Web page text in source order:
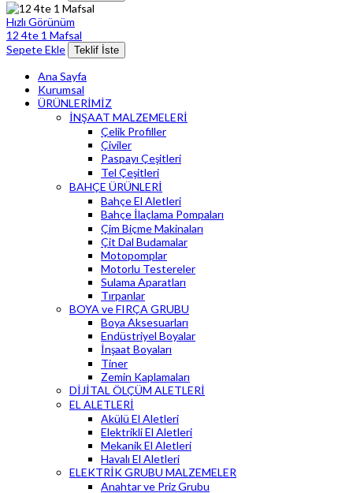
Hızlı Görünüm
12 4te 1 Mafsal
Sepete Ekle
Teklif İste
Ana Sayfa
Kurumsal
ÜRÜNLERİMİZ
İNŞAAT MALZEMELERİ
Çelik Profiller
Çiviler
Paspayı Çeşitleri
Tel Çeşitleri
BAHÇE ÜRÜNLERİ
Bahçe El Aletleri
Bahçe İlaçlama Pompaları
Çim Biçme Makinaları
Çit Dal Budamalar
Motopomplar
Motorlu Testereler
Sulama Aparatları
Tırpanlar
BOYA ve FIRÇA GRUBU
Boya Aksesuarları
Endüstriyel Boyalar
İnşaat Boyaları
Tiner
Zemin Kaplamaları
DİJİTAL ÖLÇÜM ALETLERİ
EL ALETLERİ
Akülü El Aletleri
Elektrikli El Aletleri
Mekanik El Aletleri
Havalı El Aletleri
ELEKTRİK GRUBU MALZEMELER
Anahtar ve Priz Grubu